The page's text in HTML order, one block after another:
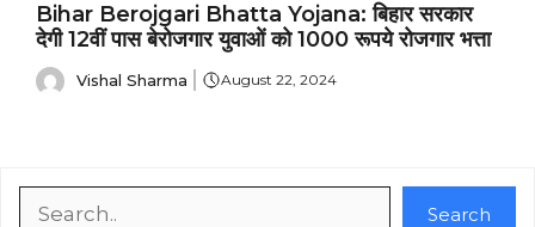
Bihar Berojgari Bhatta Yojana: बिहार सरकार
देगी 12वीं पास बेरोजगार युवाओं को 1000 रूपये रोजगार भत्ता
Vishal Sharma August 22, 2024
Search